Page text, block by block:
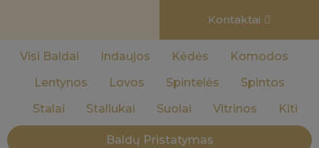
Kontaktai
Visi Baldai Indaujos Kėdės
Komodos
Lentynos
Lovos Spintelės
Spintos
Stalai
Staliukai Suolai Vitrinos Kiti
Baldų Pristatymas